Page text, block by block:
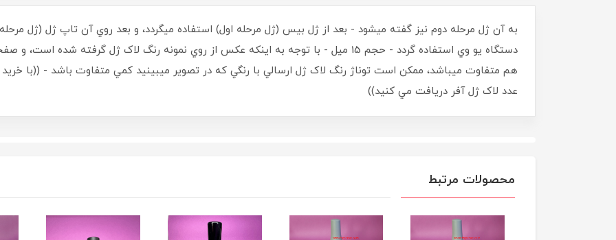
به آن ژل مرحله دوم نيز گفته ميشود - بعد از ژل بيس (ژل مرحله اول) استفاده ميگردد، و بعد روي آن تاپ ژل (ژل
دستگاه يو وي استفاده گردد - حجم 15 ميل - با توجه به اينکه عکس از روي نمونه رنگ لاک ژل گرفته
عدد لاک ژل آفر دريافت مي کنيد))
محصولات مرتبط